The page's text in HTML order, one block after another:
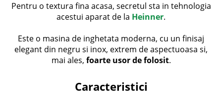
Pentru o textura fina acasa, secretul sta in tehnologia
acestui aparat de la Heinner.
Este o masina de inghetata moderna, cu un finisaj
elegant din negru si inox, extrem de aspectuoasa si,
mai ales, foarte usor de folosit.
Caracteristici